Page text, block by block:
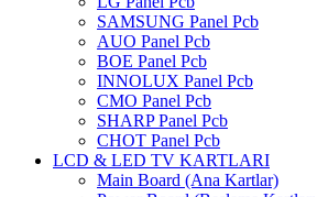
SAMSUNG Panel Pcb
AUO Panel Pcb
BOE Panel Pcb
INNOLUX Panel Pcb
CMO Panel Pcb
SHARP Panel Pcb
CHOT Panel Pcb
LCD & LED TV KARTLARI
Main Board (Ana Kartlar)